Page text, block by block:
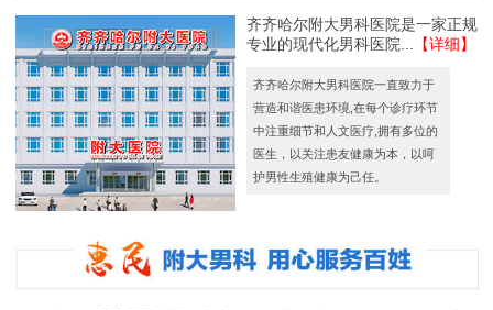
齐齐哈尔附大男科医院是一家正规
专业的现代化男科医院...
【详细】
齐齐哈尔附大男科医院一直致力于
营造和谐医患环境,在每个诊疗环节
中注重细节和人文医疗,拥有多位的
医生，以关注患友健康为本，以呵
护男性生殖健康为己任。